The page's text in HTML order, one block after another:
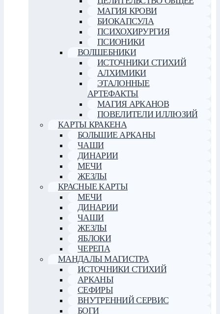
МАГИЯ КРОВИ
БИОКАПСУЛА
ПСИХОХИРУРГИЯ
ПСИОНИКИ
ВОЛШЕБНИКИ
ИСТОЧНИКИ СТИХИЙ
АЛХИМИКИ
ЭТАЛОННЫЕ
АРТЕФАКТЫ
МАГИЯ АРКАНОВ
ПОВЕЛИТЕЛИ ИЛЛЮЗИЙ
КАРТЫ КРАКЕНА
БОЛЬШИЕ АРКАНЫ
ЧАШИ
ДИНАРИИ
МЕЧИ
ЖЕЗЛЫ
КРАСНЫЕ КАРТЫ
МЕЧИ
ДИНАРИИ
ЧАШИ
ЖЕЗЛЫ
ЯБЛОКИ
ЧЕРЕПА
МАНДАЛЫ МАГИСТРА
ИСТОЧНИКИ СТИХИЙ
АРКАНЫ
СЕФИРЫ
ВНУТРЕННИЙ СЕРВИС
БОГИ